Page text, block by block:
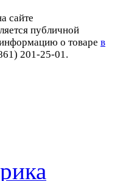
сайте
публичной
о товаре в
201-25-01.